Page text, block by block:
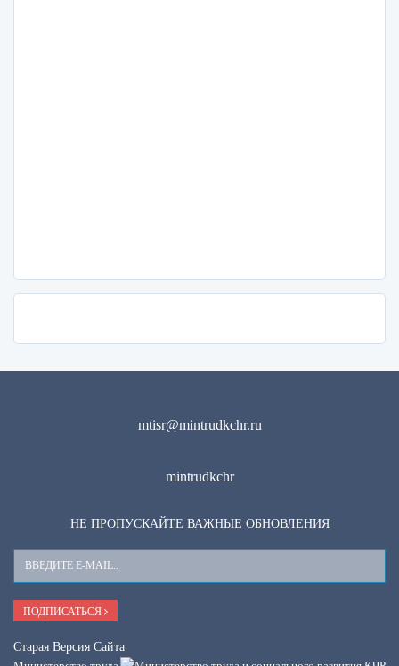
mtisr@mintrudkchr.ru
mintrudkchr
НЕ ПРОПУСКАЙТЕ ВАЖНЫЕ ОБНОВЛЕНИЯ
Ваш
E-
Mail
ПОДПИСАТЬСЯ
Старая Версия Сайта